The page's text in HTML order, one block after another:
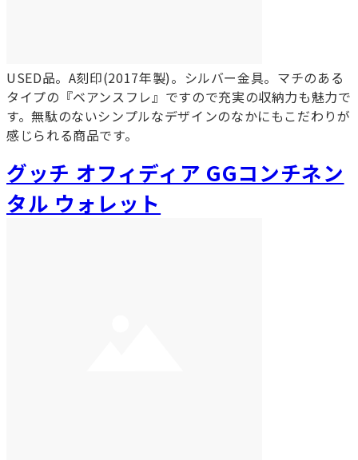
USED品。A刻印(2017年製)。シルバー金具。マチのある
タイプの『ベアンスフレ』ですので充実の収納力も魅力で
す。無駄のないシンプルなデザインのなかにもこだわりが
感じられる商品です。
グッチ オフィディア GGコンチネン
タル ウォレット